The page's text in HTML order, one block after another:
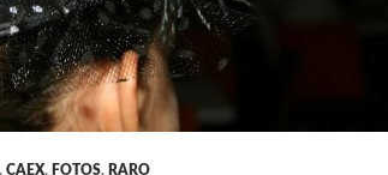
, CAEX, FOTOS, RARO